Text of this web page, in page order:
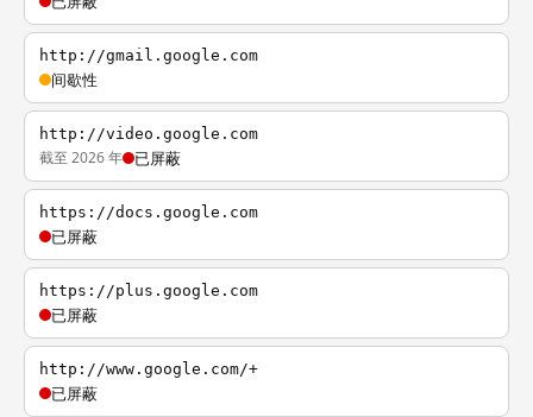
http://gmail.google.com
间歇性
http://video.google.com
截至 2026 年 已屏蔽
https://docs.google.com
已屏蔽
https://plus.google.com
已屏蔽
http://www.google.com/+
已屏蔽